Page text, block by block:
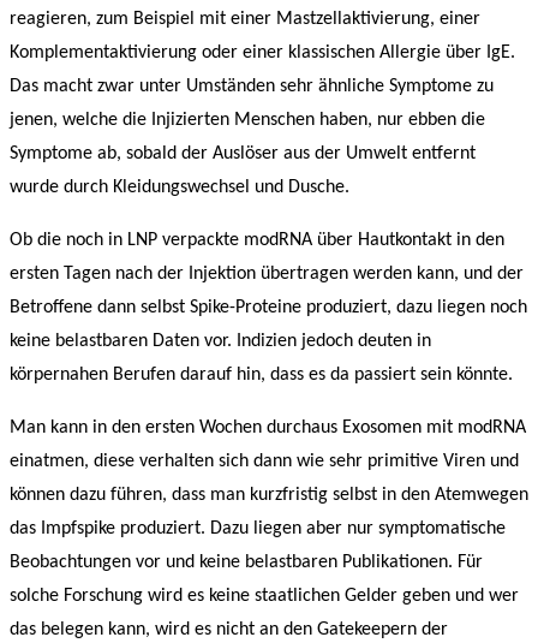
reagieren, zum Beispiel mit einer Mastzellaktivierung, einer
Komplementaktivierung oder einer klassischen Allergie über IgE.
Das macht zwar unter Umständen sehr ähnliche Symptome zu
jenen, welche die Injizierten Menschen haben, nur ebben die
Symptome ab, sobald der Auslöser aus der Umwelt entfernt
wurde durch Kleidungswechsel und Dusche.
Ob die noch in LNP verpackte modRNA über Hautkontakt in den
ersten Tagen nach der Injektion übertragen werden kann, und der
Betroffene dann selbst Spike-Proteine produziert, dazu liegen noch
keine belastbaren Daten vor. Indizien jedoch deuten in
körpernahen Berufen darauf hin, dass es da passiert sein könnte.
Man kann in den ersten Wochen durchaus Exosomen mit modRNA
einatmen, diese verhalten sich dann wie sehr primitive Viren und
können dazu führen, dass man kurzfristig selbst in den Atemwegen
das Impfspike produziert. Dazu liegen aber nur symptomatische
Beobachtungen vor und keine belastbaren Publikationen. Für
solche Forschung wird es keine staatlichen Gelder geben und wer
das belegen kann, wird es nicht an den Gatekeepern der